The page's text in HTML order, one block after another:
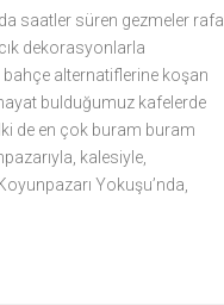
saatler süren gezmeler rafa
dekorasyonlarla
bahçe alternatiflerine koşan
bulduğumuz kafelerde
de en çok buram buram
kalesiyle,
Yokuşu’nda,